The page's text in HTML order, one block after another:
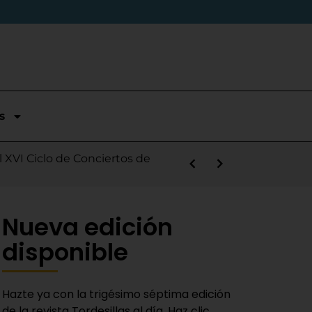
temporada en Segunda
Nieves
Ciclo de Conciertos de
sábado
la salida de Víctor Alonso
Fiestas del Novillo
Bravas y logra un puesto
adaptado a la actualidad»
Nueva edición
disponible
Hazte ya con la trigésimo séptima edición